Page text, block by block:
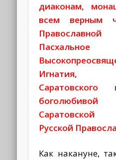
диаконам,
всем верным
Игнатия,
Русской
Как накануне,